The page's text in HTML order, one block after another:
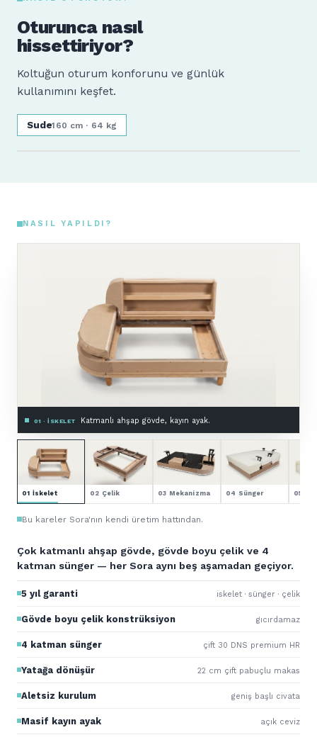
Oturunca nasıl
hissettiriyor?
Koltuğun oturum konforunu ve günlük
kullanımını keşfet.
Sude160 cm · 64 kg
NASIL YAPILDI?
Çok katmanlı ahşap gövde, gövde boyu çelik ve 4
katman sünger — her Sora aynı beş aşamadan geçiyor.
5 yıl garanti iskelet · sünger · çelik
Gövde boyu çelik konstrüksiyon gıcırdamaz
4 katman sünger çift 30 DNS premium HR
Yatağa dönüşür 22 cm çift pabuçlu makas
Aletsiz kurulum geniş başlı civata
Masif kayın ayak açık ceviz
03 · MEKANIZMA & ASTAR Zemine montajlı, astarlı.
01 İskelet 02 Çelik 03 Mekanizma 04 Sünger 05 Kol
Bu kareler Sora'nın kendi üretim hattından.